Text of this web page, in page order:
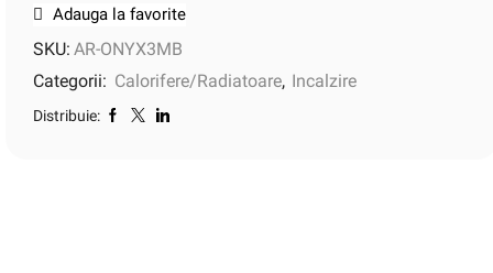
Adauga la favorite
SKU: AR-ONYX3MB
Categorii: Calorifere/Radiatoare, Incalzire
Distribuie: